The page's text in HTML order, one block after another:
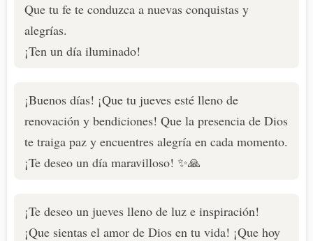
Que tu fe te conduzca a nuevas conquistas y
alegrías.
¡Ten un día iluminado!
¡Buenos días! ¡Que tu jueves esté lleno de
renovación y bendiciones! Que la presencia de Dios
te traiga paz y encuentres alegría en cada momento.
¡Te deseo un día maravilloso! ✨🙏
¡Te deseo un jueves lleno de luz e inspiración!
¡Que sientas el amor de Dios en tu vida! ¡Que hoy